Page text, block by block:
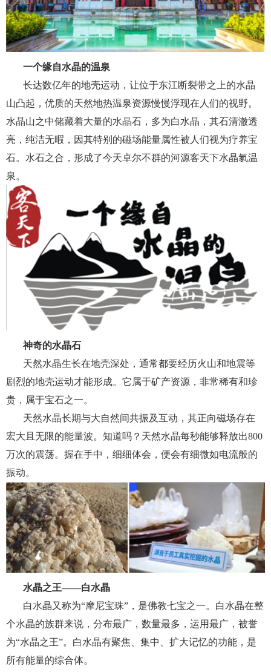
一个缘自水晶的温泉
长达数亿年的地壳运动，让位于东江断裂带之上的水晶
山凸起，优质的天然地热温泉资源慢慢浮现在人们的视野。
水晶山之中储藏着大量的水晶石，多为白水晶，其石清澈透
亮，纯洁无暇，因其特别的磁场能量属性被人们视为疗养宝
石。水石之合，形成了今天卓尔不群的河源客天下水晶氡温
泉。
神奇的水晶石
天然水晶生长在地壳深处，通常都要经历火山和地震等
剧烈的地壳运动才能形成。它属于矿产资源，非常稀有和珍
贵，属于宝石之一。
天然水晶长期与大自然间共振及互动，其正向磁场存在
宏大且无限的能量波。知道吗？天然水晶每秒能够释放出800
万次的震荡。握在手中，细细体会，便会有细微如电流般的
振动。
水晶之王——白水晶
白水晶又称为“摩尼宝珠”，是佛教七宝之一。白水晶在整
个水晶的族群来说，分布最广，数量最多，运用最广，被誉
为“水晶之王”。白水晶有聚焦、集中、扩大记忆的功能，是
所有能量的综合体。